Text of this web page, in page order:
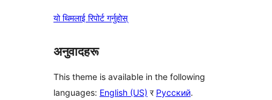
यो थिमलाई रिपोर्ट गर्नुहोस्
अनुवादहरू
This theme is available in the following
languages: English (US) र Русский.